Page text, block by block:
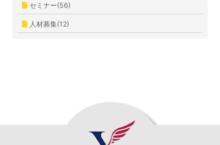
セミナー(56)
人材募集(12)